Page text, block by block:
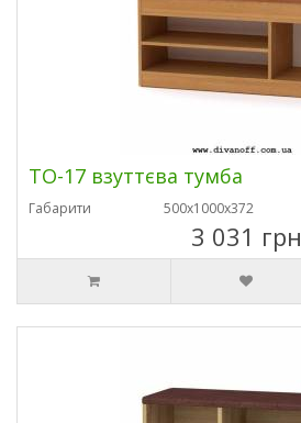
ТО-17 взуттєва тумба
Габарити 500х1000х372
3 031 грн